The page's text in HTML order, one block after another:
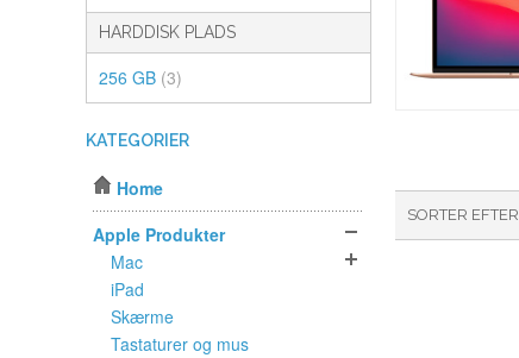
HARDDISK PLADS
256 GB (3)
SORTER EFTER
KATEGORIER
Home
Apple Produkter
Mac
iPad
Skærme
Tastaturer og mus